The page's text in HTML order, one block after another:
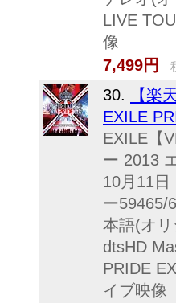
LIVE
像
7,499円
30.
【楽
EXILE
EXILE【
ー 2013
10月11日
ー59465/
本語(オ
dtsHD
PRIDE
イブ映像